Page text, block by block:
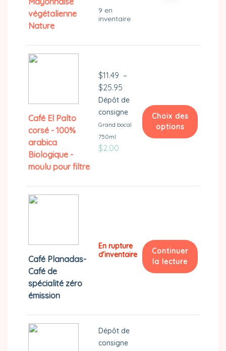
végétalienne
Nature
9 en
inventaire
Café El Palto
corsé - 100%
arabica
Biologique -
moulu pour filtre
$11.49 –
$25.95
de
prix :
$11.49
Dépôt de
consigne
Grand bocal
750ml
$2.00
Choix des
options
être
choisies
sur
produit
Café Planadas-
Café de
spécialité zéro
émission
En rupture
d'inventaire
Continuer
la lecture
Dépôt de
consigne